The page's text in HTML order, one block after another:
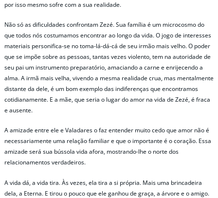
por isso mesmo sofre com a sua realidade.
Não só as dificuldades confrontam Zezé. Sua família é um microcosmo do
que todos nós costumamos encontrar ao longo da vida. O jogo de interesses
materiais personifica-se no toma-lá-dá-cá de seu irmão mais velho. O poder
que se impõe sobre as pessoas, tantas vezes violento, tem na autoridade de
seu pai um instrumento preparatório, amaciando a carne e enrijecendo a
alma. A irmã mais velha, vivendo a mesma realidade crua, mas mentalmente
distante da dele, é um bom exemplo das indiferenças que encontramos
cotidianamente. E a mãe, que seria o lugar do amor na vida de Zezé, é fraca
e ausente.
A amizade entre ele e Valadares o faz entender muito cedo que amor não é
necessariamente uma relação familiar e que o importante é o coração. Essa
amizade será sua bússola vida afora, mostrando-lhe o norte dos
relacionamentos verdadeiros.
A vida dá, a vida tira. Às vezes, ela tira a si própria. Mais uma brincadeira
dela, a Eterna. E tirou o pouco que ele ganhou de graça, a árvore e o amigo.